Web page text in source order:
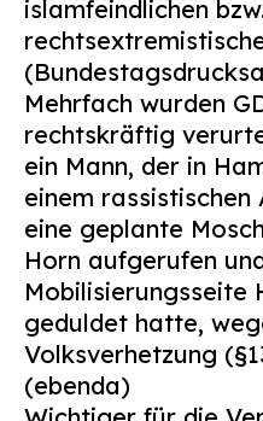
islamfeindlichen
Mehrfach wurden
rechtskräftig
ein Mann, der in
einem
eine geplante
Horn aufgerufen
Mobilisierungsseite
geduldet hatte,
Volksverhetzung
(ebenda)